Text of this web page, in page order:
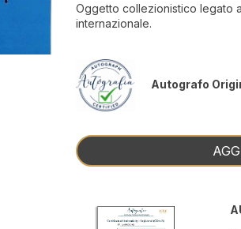
Oggetto collezionistico legato
internazionale.
Autografo